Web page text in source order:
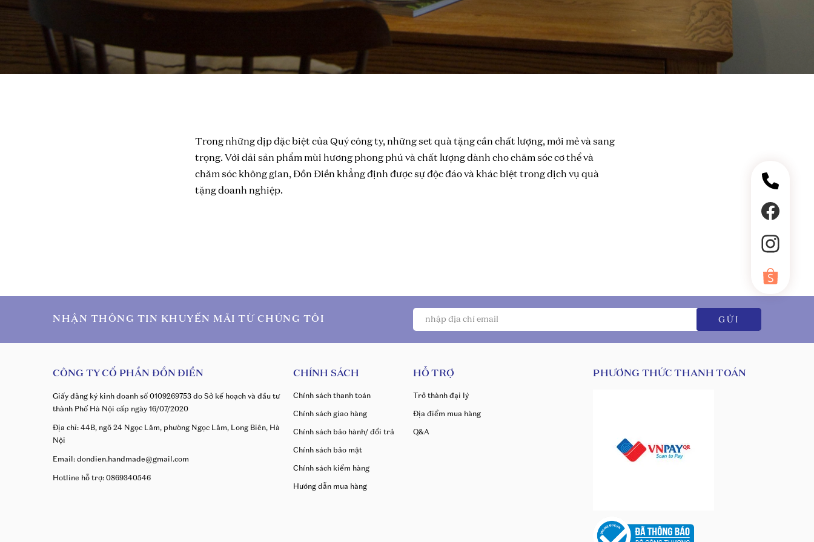
Tinh dầu nguyên bản
Nến thơm
Trong những dịp đặc biệt của Quý công ty, những set quà tặng cần chất lượng, mới mẻ và sang
trọng. Với dải sản phẩm mùi hương phong phú và chất lượng dành cho chăm sóc cơ thể và
chăm sóc không gian, Đồn Điền khẳng định được sự độc đáo và khác biệt trong dịch vụ quà
tặng doanh nghiệp.
NHẬN THÔNG TIN KHUYẾN MÃI TỪ CHÚNG TÔI GỬI
CÔNG TY CỔ PHẦN ĐỒN ĐIỀN
Giấy đăng ký kinh doanh số 0109269753 do Sở kế hoạch và đầu tư
thành Phố Hà Nội cấp ngày 16/07/2020
Địa chỉ: 44B, ngõ 24 Ngọc Lâm, phường Ngọc Lâm, Long Biên, Hà
Nội
Email: dondien.handmade@gmail.com
Hotline hỗ trợ: 0869340546
CHÍNH SÁCH
Chính sách thanh toán
Chính sách giao hàng
Chính sách bảo hành/ đổi trả
Chính sách bảo mật
Chính sách kiểm hàng
Hướng dẫn mua hàng
HỖ TRỢ
Trở thành đại lý
Địa điểm mua hàng
Q&A
PHƯƠNG THỨC THANH TOÁN